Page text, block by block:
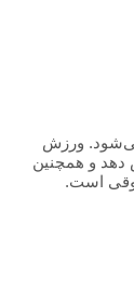
ورزش
دهد و همچنین
است.